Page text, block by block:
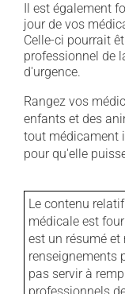
Il est également
jour de vos
Celle-ci pourrait
professionnel de
d'urgence.
Rangez vos
enfants et des
tout médicament
pour qu'elle
Le contenu
médicale est
est un résumé
renseignements
pas servir à